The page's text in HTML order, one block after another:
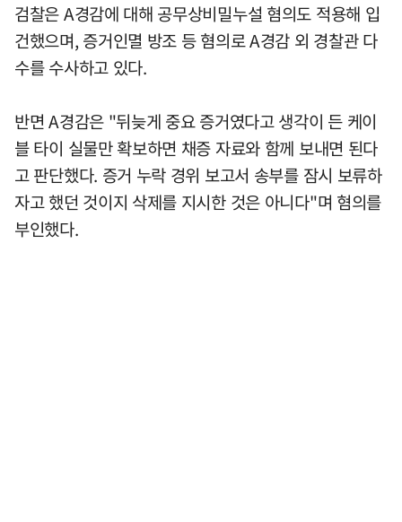
검찰은 A경감에 대해 공무상비밀누설 혐의도 적용해 입
건했으며, 증거인멸 방조 등 혐의로 A경감 외 경찰관 다
수를 수사하고 있다.
반면 A경감은 "뒤늦게 중요 증거였다고 생각이 든 케이
블 타이 실물만 확보하면 채증 자료와 함께 보내면 된다
고 판단했다. 증거 누락 경위 보고서 송부를 잠시 보류하
자고 했던 것이지 삭제를 지시한 것은 아니다"며 혐의를
부인했다.